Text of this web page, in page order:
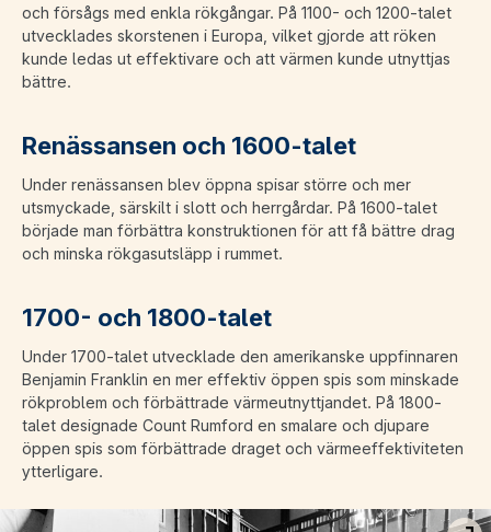
och försågs med enkla rökgångar. På 1100- och 1200-talet
utvecklades skorstenen i Europa, vilket gjorde att röken
kunde ledas ut effektivare och att värmen kunde utnyttjas
bättre.
Renässansen och 1600-talet
Under renässansen blev öppna spisar större och mer
utsmyckade, särskilt i slott och herrgårdar. På 1600-talet
började man förbättra konstruktionen för att få bättre drag
och minska rökgasutsläpp i rummet.
1700- och 1800-talet
Under 1700-talet utvecklade den amerikanske uppfinnaren
Benjamin Franklin en mer effektiv öppen spis som minskade
rökproblem och förbättrade värmeutnyttjandet. På 1800-
talet designade Count Rumford en smalare och djupare
öppen spis som förbättrade draget och värmeeffektiviteten
ytterligare.